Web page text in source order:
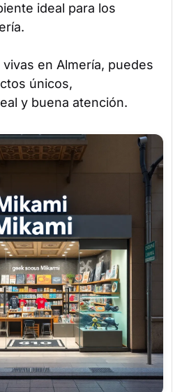
ideal para los
en Almería, puedes
únicos,
y buena atención.